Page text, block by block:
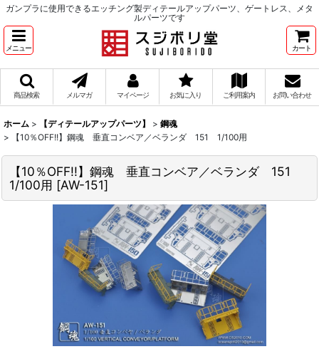
ガンプラに使用できるエッチング製ディテールアップパーツ、ゲートレス、メタ
ルパーツです
メニュー カート
商品検索 メルマガ マイページ お気に入り ご利用案内 お問い合わせ
ホーム > 【ディテールアップパーツ】 > 鋼魂
>
【10％OFF!!】鋼魂 垂直コンベア／ベランダ 151 1/100用
【10％OFF!!】鋼魂 垂直コンベア／ベランダ 151
1/100用 [AW-151]